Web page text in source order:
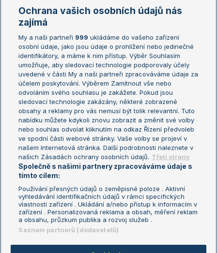
Žebříčky
Žebříček ATP (muži)
Žebříček WTA (ženy)
Sázkařský žebříček
Australian Open
French Open
Wimbledon
US Open
Turnaj mistrů
Turnaj mistryň
Aktualní trendy
Fotbalové přestupy
Livesport Daily
LS Prague Open
Podmínky užití
Nastavení soukromí
GDPR a žurnalistika
Reklama
Kontakt
Informace o zpracování osobních
údajů
Ochrana vašich osobních údajů nás
zajímá
My a naši partneři 999 ukládáme do vašeho zařízení
osobní údaje, jako jsou údaje o prohlížení nebo jedinečné
identifikátory, a máme k nim přístup. Výběr Souhlasím
umožňuje, aby sledovací technologie podporovaly účely
uvedené v části My a naši partneři zpracováváme údaje za
účelem poskytování. Výběrem Zamítnout vše nebo
odvoláním svého souhlasu je zakážete. Pokud jsou
sledovací technologie zakázány, některé zobrazené
obsahy a reklamy pro vás nemusí být tolik relevantní. Tuto
nabídku můžete kdykoli znovu zobrazit a změnit své volby
nebo souhlas odvolat kliknutím na odkaz Řízení předvoleb
ve spodní části webové stránky. Vaše volby se projeví v
našem Internetová stránka. Další podrobnosti naleznete v
našich Zásadách ochrany osobních údajů. Třetí strany
Společně s našimi partnery zpracováváme údaje s
tímto cílem:
Používání přesných údajů o zeměpisné poloze . Aktivní
vyhledávání identifikačních údajů v rámci specifických
vlastností zařízení . Ukládání a/nebo přístup k informacím v
zařízení . Personalizovaná reklama a obsah, měření reklam
a obsahu, průzkum publika a rozvoj služeb .
Seznam partnerů (dodavatelů)